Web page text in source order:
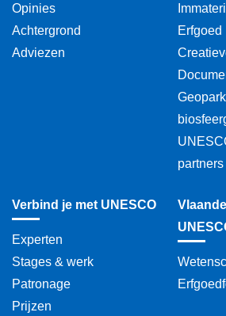
onderwijs
tolerantie
onderwijsagenda 2030
gemeenschapsmedia
Opinies
Achtergrond
Adviezen
Erfgoed
partners
Verbind je met UNESCO
Experten
Stages & werk
Patronage
Prijzen